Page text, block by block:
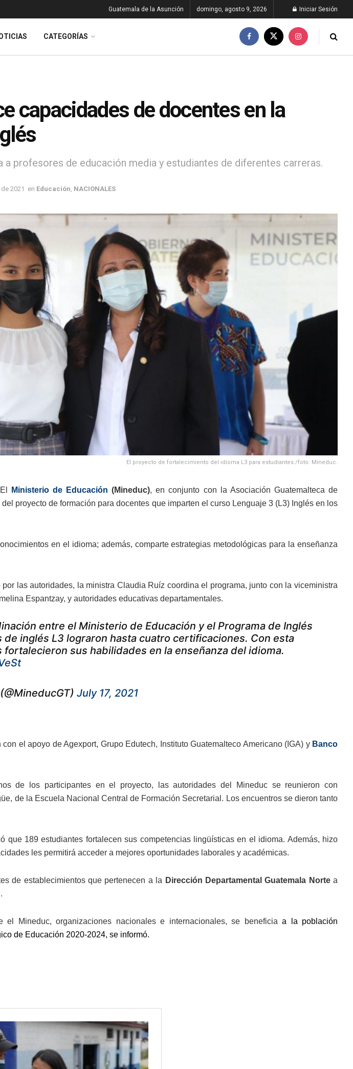
Guatemala de la Asunción domingo, agosto 9, 2026 Iniciar Sesión
CATEGORÍAS
capacidades de docentes en la
a profesores de educación media y estudiantes de diferentes carreras.
2021 en Educación NACIONALES
El proyecto de fortalecimiento del idioma L3 para estudiantes./foto: Mineduc.
Ministerio de Educación (Mineduc), en conjunto con la Asociación Guatemalteca de
proyecto de formación para docentes que imparten el curso Lenguaje 3 (L3) Inglés en los
en el idioma; además, comparte estrategias metodológicas para la enseñanza
las autoridades, la ministra Claudia Ruíz coordina el programa, junto con la viceministra
Espantzay, y autoridades educativas departamentales.
entre el Ministerio de Educación y el Programa de Inglés
de inglés L3 lograron hasta cuatro certificaciones. Con esta
sus habilidades en la enseñanza del idioma.
July 17, 2021
el apoyo de Agexport, Grupo Edutech, Instituto Guatemalteco Americano (IGA) y Banco
de los participantes en el proyecto, las autoridades del Mineduc se reunieron con
de la Escuela Nacional Central de Formación Secretarial. Los encuentros se dieron tanto
que 189 estudiantes fortalecen sus competencias lingüísticas en el idioma. Además, hizo
les permitirá acceder a mejores oportunidades laborales y académicas.
de establecimientos que pertenecen a la Dirección Departamental Guatemala Nortea
el Mineduc, organizaciones nacionales e internacionales, se beneficia a la población
de Educación 2020-2024, se informó.